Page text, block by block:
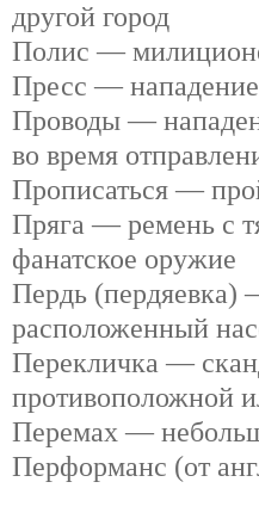
другой город
Полис —
Пресс —
Проводы —
во время
Прописаться —
Пряга — ремень с
фанатское оружие
Пердь (пердяевка)
расположенный
Перекличка —
противоположной
Перемах —
Перформанс (от